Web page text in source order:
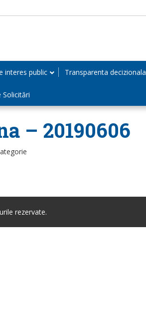
interes public Transparenta decizionala
Solicitări
– 20190606
rezervate.